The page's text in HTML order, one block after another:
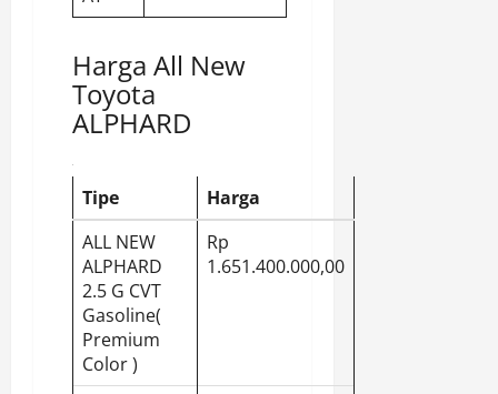
Harga All New
Toyota
ALPHARD
Tipe
Harga
ALL NEW
ALPHARD
2.5 G CVT
Gasoline(
Premium
Color )
Rp
1.651.400.000,00